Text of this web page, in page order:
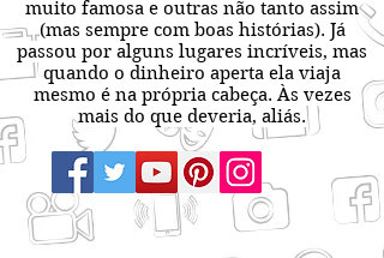
muito famosa e outras não tanto assim
(mas sempre com boas histórias). Já
passou por alguns lugares incríveis, mas
quando o dinheiro aperta ela viaja
mesmo é na própria cabeça. Às vezes
mais do que deveria, aliás.